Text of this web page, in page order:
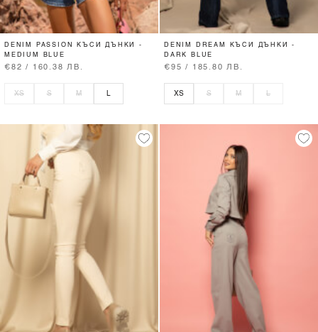
DENIM PASSION КЪСИ ДЪНКИ -
MEDIUM BLUE
€82 / 160.38 ЛВ.
XS S M L
DENIM DREAM КЪСИ ДЪНКИ -
DARK BLUE
€95 / 185.80 ЛВ.
XS S M L